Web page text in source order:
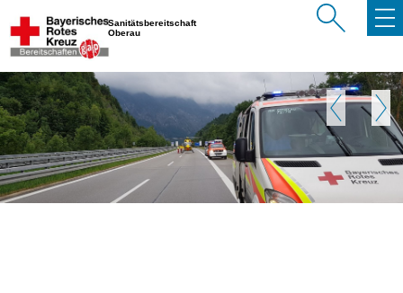
Sanitätsbereitschaft
Oberau
Zurück